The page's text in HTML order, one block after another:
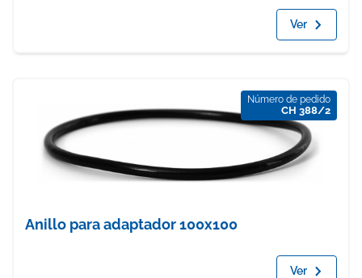
Ver
Número de pedido
CH 388/2
Anillo para adaptador 100x100
Ver